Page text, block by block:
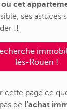
ou cet
ses astuces
!!!
lès-Rouen !
cette page ce
de l'achat